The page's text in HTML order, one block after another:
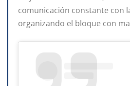
comunicación constante con
organizando el bloque con